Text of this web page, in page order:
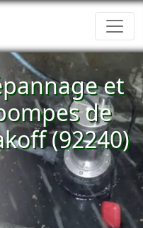
et
de
(92240)